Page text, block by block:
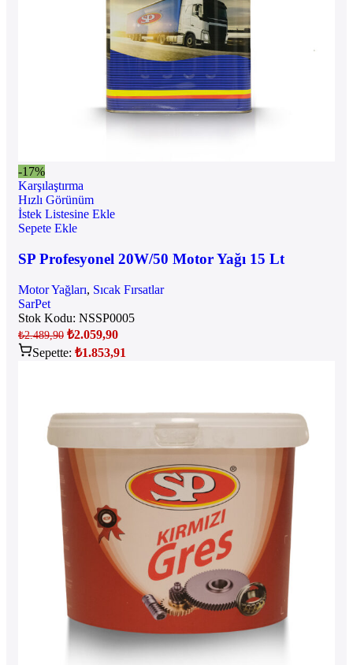
-17%
Karşılaştırma
Hızlı Görünüm
İstek Listesine Ekle
Sepete Ekle
SP Profesyonel 20W/50 Motor Yağı 15 Lt
Motor Yağları, Sıcak Fırsatlar
SarPet
Stok Kodu: NSSP0005
₺2.489,90 ₺2.059,90
Sepette: ₺1.853,91